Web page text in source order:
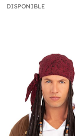
DISPONIBLE